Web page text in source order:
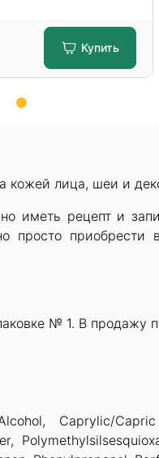
Купить
кожей лица, шеи и
иметь рецепт и
просто
№ 1. В продажу
Caprylic/